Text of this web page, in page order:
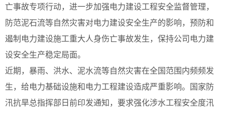
亡事故专项行动，进一步加强电力建设工程安全监督管理，
防范泥石流等自然灾害对电力建设安全生产的影响，预防和
遏制电力建设施工重大人身伤亡事故发生，保持公司电力建
设安全生产稳定局面。
近期，暴雨、洪水、泥水流等自然灾害在全国范围内频频发
生，给电力基础设施和电力工程建设造成严重影响。国家防
汛抗旱总指挥部日前印发通知，要求强化涉水工程安全度汛